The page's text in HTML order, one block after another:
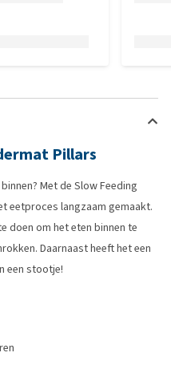
Pillars
Met de Slow Feeding
eetproces langzaam gemaakt.
doen om het eten binnen te
Daarnaast heeft het een
een stootje!